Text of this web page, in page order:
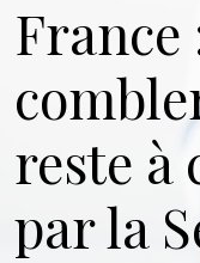
reste à
par la